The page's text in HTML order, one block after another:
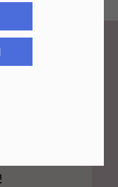
subskrybentów!